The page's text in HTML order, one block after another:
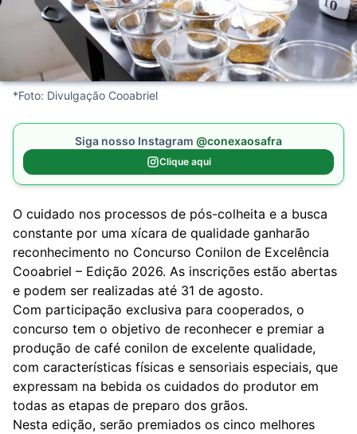
*Foto: Divulgação Cooabriel
Siga nosso Instagram @conexaosafra
Clique aqui
O cuidado nos processos de pós-colheita e a busca
constante por uma xícara de qualidade ganharão
reconhecimento no Concurso Conilon de Excelência
Cooabriel – Edição 2026. As inscrições estão abertas
e podem ser realizadas até 31 de agosto.
Com participação exclusiva para cooperados, o
concurso tem o objetivo de reconhecer e premiar a
produção de café conilon de excelente qualidade,
com características físicas e sensoriais especiais, que
expressam na bebida os cuidados do produtor em
todas as etapas de preparo dos grãos.
Nesta edição, serão premiados os cinco melhores